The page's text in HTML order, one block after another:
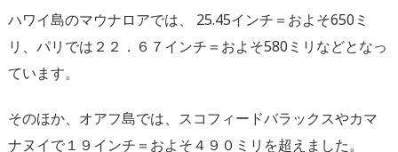
ハワイ島のマウナロアでは、 25.45インチ＝およそ650ミ
リ、パリでは２２．６７インチ＝およそ580ミリなどとなっ
ています。
そのほか、オアフ島では、スコフィードバラックスやカマ
ナヌイで１９インチ＝およそ４９０ミリを超えました。